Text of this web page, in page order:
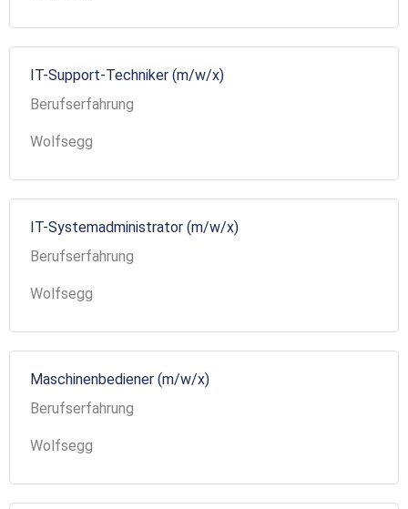
IT-Support-Techniker (m/w/x)
Berufserfahrung
Wolfsegg
IT-Systemadministrator (m/w/x)
Berufserfahrung
Wolfsegg
Maschinenbediener (m/w/x)
Berufserfahrung
Wolfsegg